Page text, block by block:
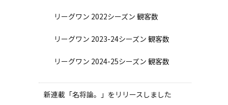
リーグワン 2022シーズン 観客数
リーグワン 2023-24シーズン 観客数
リーグワン 2024-25シーズン 観客数
新連載「名将論。」をリリースしました